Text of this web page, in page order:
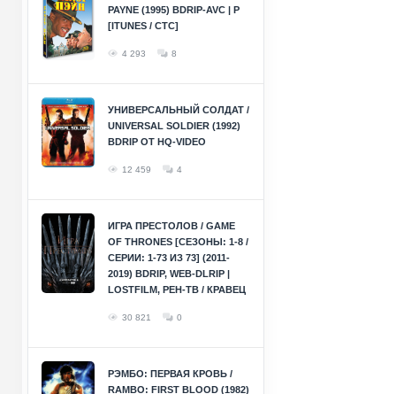
PAYNE (1995) BDRIP-AVC | P
[ITUNES / СТС]
4 293 8
УНИВЕРСАЛЬНЫЙ СОЛДАТ /
UNIVERSAL SOLDIER (1992)
BDRIP ОТ HQ-VIDEO
12 459 4
ИГРА ПРЕСТОЛОВ / GAME
OF THRONES [СЕЗОНЫ: 1-8 /
СЕРИИ: 1-73 ИЗ 73] (2011-
2019) BDRIP, WEB-DLRIP |
LOSTFILM, РЕН-ТВ / КРАВЕЦ
30 821 0
РЭМБО: ПЕРВАЯ КРОВЬ /
RAMBO: FIRST BLOOD (1982)